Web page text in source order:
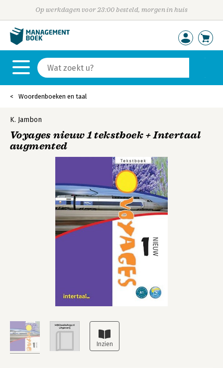
Op werkdagen voor 23:00 besteld, morgen in huis
Woordenboeken en taal
K. Jambon
Voyages nieuw 1 tekstboek + Intertaal
augmented